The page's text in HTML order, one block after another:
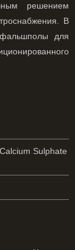
решением
В
для
Sulphate